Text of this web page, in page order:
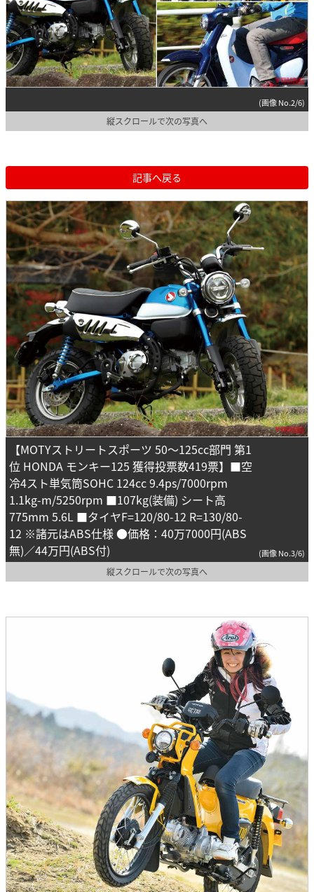
(画像 No.2/6)
縦スクロールで次の写真へ
記事へ戻る
【MOTYストリートスポーツ 50～125cc部門 第1
位 HONDA モンキー125 獲得投票数419票】■空
冷4スト単気筒SOHC 124cc 9.4ps/7000rpm
1.1kg-m/5250rpm ■107kg(装備) シート高
775mm 5.6L ■タイヤF=120/80-12 R=130/80-
12 ※諸元はABS仕様 ●価格：40万7000円(ABS
無)／44万円(ABS付)
(画像 No.3/6)
縦スクロールで次の写真へ